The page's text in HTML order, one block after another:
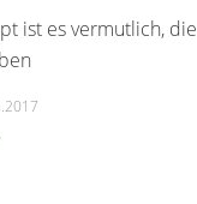
ist es vermutlich, die